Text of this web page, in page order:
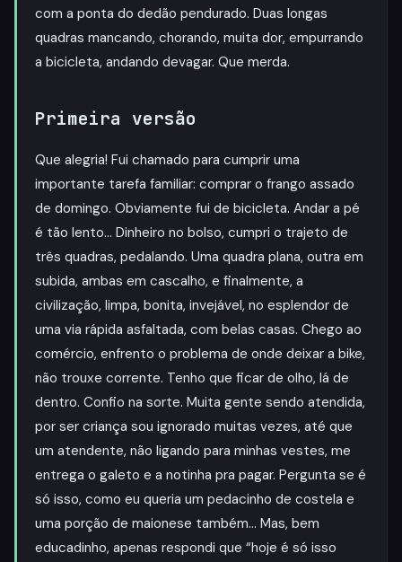
com a ponta do dedão pendurado. Duas longas
quadras mancando, chorando, muita dor, empurrando
a bicicleta, andando devagar. Que merda.
Primeira versão
Que alegria! Fui chamado para cumprir uma
importante tarefa familiar: comprar o frango assado
de domingo. Obviamente fui de bicicleta. Andar a pé
é tão lento… Dinheiro no bolso, cumpri o trajeto de
três quadras, pedalando. Uma quadra plana, outra em
subida, ambas em cascalho, e finalmente, a
civilização, limpa, bonita, invejável, no esplendor de
uma via rápida asfaltada, com belas casas. Chego ao
comércio, enfrento o problema de onde deixar a bike,
não trouxe corrente. Tenho que ficar de olho, lá de
dentro. Confio na sorte. Muita gente sendo atendida,
por ser criança sou ignorado muitas vezes, até que
um atendente, não ligando para minhas vestes, me
entrega o galeto e a notinha pra pagar. Pergunta se é
só isso, como eu queria um pedacinho de costela e
uma porção de maionese também… Mas, bem
educadinho, apenas respondi que “hoje é só isso